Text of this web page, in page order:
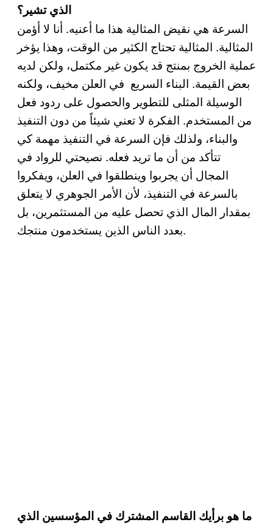
الذي تشير؟
السرعة هي نقيض المثالية هذا ما أعنيه. أنا لا أؤمن
المثالية. المثالية تحتاج الكثير من الوقت، وهذا يؤخر
عملية الخروج بمنتج قد يكون غير مكتمل، ولكن لديه
بعض القيمة. البناء السريع في العلن مخيف، ولكنه
الوسيلة المثلى للتطوير والحصول على ردود فعل
من المستخدم. الفكرة لا تعني شيئاً من دون التنفيذ
والبناء، ولذلك فإن السرعة في التنفيذ مهمة كي
تتأكد من أن ما تريد فعله. نصيحتي للرواد في
المجال أن يجربوا وينطلقوا في العلن، ويفكروا
بالسرعة في التنفيذ، لأن الأمر الجوهري لا يتعلق
بمقدار المال الذي تحصل عليه من المستثمرين، بل
بعدد الناس الذين يستخدمون منتجك.
ما هو برأيك القاسم المشترك في المؤسسين الذي